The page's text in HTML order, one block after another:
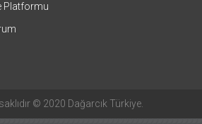
Platformu
© 2020 Dağarcık Türkiye.